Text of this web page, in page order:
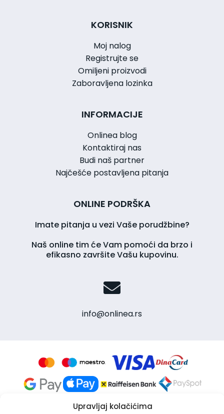
Upravljaj kolačićima
KORISNIK
Moj nalog
Registrujte se
Omiljeni proizvodi
Zaboravljena lozinka
INFORMACIJE
Onlinea blog
Kontaktiraj nas
Budi naš partner
Najčešće postavljena pitanja
ONLINE PODRŠKA
Imate pitanja u vezi Vaše porudžbine?
Naš online tim će Vam pomoći da brzo i
efikasno završite Vašu kupovinu.
info@onlinea.rs